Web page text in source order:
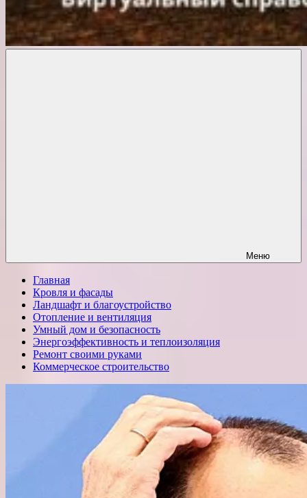
Меню
Главная
Кровля и фасады
Ландшафт и благоустройство
Отопление и вентиляция
Умный дом и безопасность
Энергоэффективность и теплоизоляция
Ремонт своими руками
Коммерческое строительство